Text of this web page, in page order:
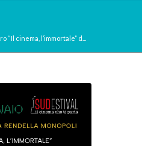
cinema, l’immortale” d...